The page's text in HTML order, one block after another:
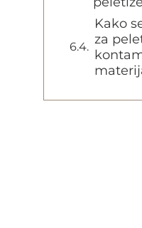
Kako
za